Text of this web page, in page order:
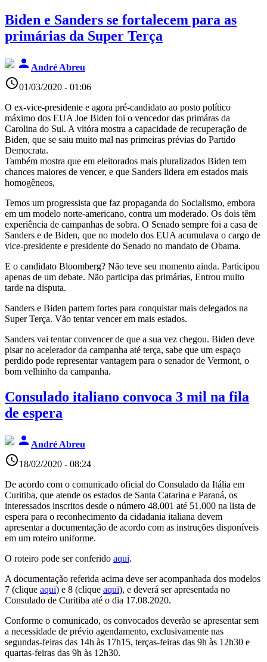
Biden e Sanders se fortalecem para as
primárias da Super Terça
person André Abreu
access_time01/03/2020 - 01:06
O ex-vice-presidente e agora pré-candidato ao posto político
máximo dos EUA Joe Biden foi o vencedor das primáras da
Carolina do Sul. A vitóra mostra a capacidade de recuperação de
Biden, que se saiu muito mal nas primeiras prévias do Partido
Democrata.
Também mostra que em eleitorados mais pluralizados Biden tem
chances maiores de vencer, e que Sanders lidera em estados mais
homogêneos,
Temos um progressista que faz propaganda do Socialismo, embora
em um modelo norte-americano, contra um moderado. Os dois têm
experiência de campanhas de sobra. O Senado sempre foi a casa de
Sanders e de Biden, que no modelo dos EUA acumulava o cargo de
vice-presidente e presidente do Senado no mandato de Obama.
E o candidato Bloomberg? Não teve seu momento ainda. Participou
apenas de um debate. Não participa das primárias, Entrou muito
tarde na disputa.
Sanders e Biden partem fortes para conquistar mais delegados na
Super Terça. Vão tentar vencer em mais estados.
Sanders vai tentar convencer de que a sua vez chegou. Biden deve
pisar no acelerador da campanha até terça, sabe que um espaço
perdido pode representar vantagem para o senador de Vermont, o
bom velhinho da campanha.
Consulado italiano convoca 3 mil na fila
de espera
person André Abreu
access_time18/02/2020 - 08:24
De acordo com o comunicado oficial do Consulado da Itália em
Curitiba, que atende os estados de Santa Catarina e Paraná, os
interessados inscritos desde o número 48.001 até 51.000 na lista de
espera para o reconhecimento da cidadania italiana devem
apresentar a documentação de acordo com as instruções disponíveis
em um roteiro uniforme.
O roteiro pode ser conferido aqui.
A documentação referida acima deve ser acompanhada dos modelos
7 (clique aqui) e 8 (clique aqui), e deverá ser apresentada no
Consulado de Curitiba até o dia 17.08.2020.
Conforme o comunicado, os convocados deverão se apresentar sem
a necessidade de prévio agendamento, exclusivamente nas
segundas-feiras das 14h às 17h15, terças-feiras das 9h às 12h30 e
quartas-feiras das 9h às 12h30.